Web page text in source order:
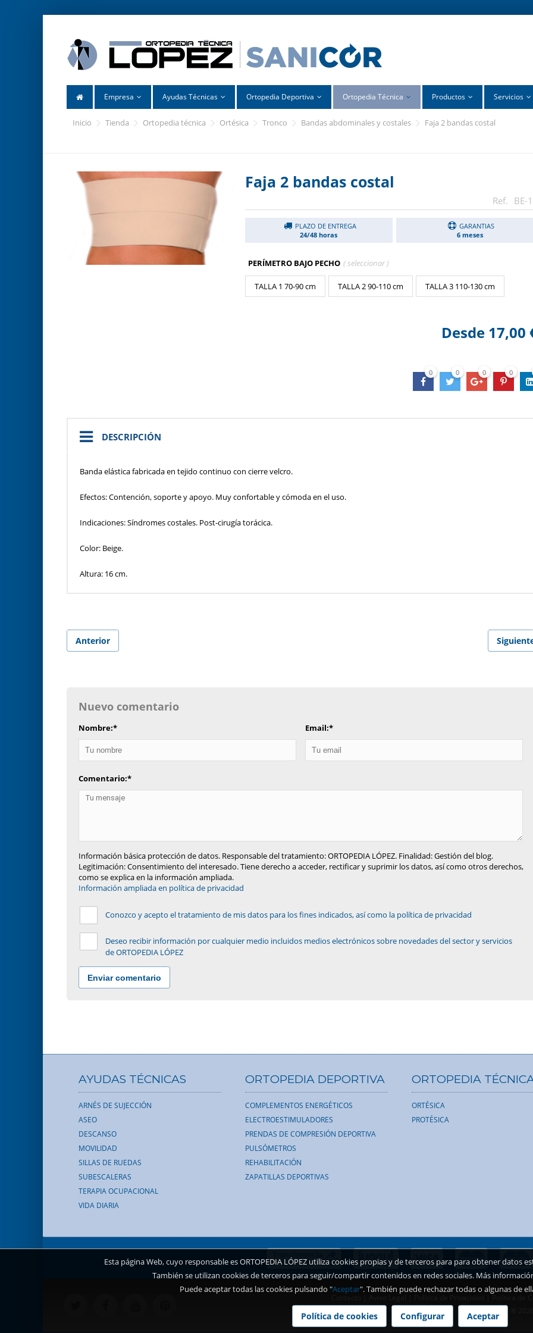
Empresa Ayudas Técnicas Ortopedia Deportiva Ortopedia Técnica Productos Servicios
inicio tienda ortopedia técnica ortésica tronco bandas abdominales y costales faja 2 bandas costal
Esta página Web, cuyo responsable es ORTOPEDIA LÓPEZ utiliza cookies propias y de terceros para para obtener datos
También se utilizan cookies de terceros para seguir/compartir contenidos en redes sociales. Más
Puede aceptar todas las cookies pulsando "Aceptar". También puede rechazar todas o algunas de
Política de cookies Configurar Aceptar
Faja 2 bandas costal
BE-
PLAZO DE ENTREGA
24/48 horas
GARANTIAS
6 meses
PERÍMETRO BAJO PECHO
TALLA 1 70-90 cm TALLA 2 90-110 cm TALLA 3 110-130 cm
Desde17,00
0 0 0 0
DESCRIPCIÓN
Banda elástica fabricada en tejido continuo con cierre velcro.
Efectos: Contención, soporte y apoyo. Muy confortable y cómoda en el uso.
Indicaciones: Síndromes costales. Post-cirugía torácica.
Color: Beige.
Altura: 16 cm.
Anterior
Nuevo comentario
Nombre:* Email:*
Comentario:*
Información básica protección de datos. Responsable del tratamiento: ORTOPEDIA LÓPEZ. Finalidad: Gestión del blog.
Legitimación: Consentimiento del interesado. Tiene derecho a acceder, rectificar y suprimir los datos, así como otros derechos,
como se explica en la información ampliada.
Información ampliada en política de privacidad
Conozco y acepto el tratamiento de mis datos para los fines indicados, así como la política de privacidad
Deseo recibir información por cualquier medio incluidos medios electrónicos sobre novedades del sector y servicios
de ORTOPEDIA LÓPEZ
Enviar comentario
AYUDAS TÉCNICAS
ARNÉS DE SUJECCIÓN
ASEO
DESCANSO
MOVILIDAD
SILLAS DE RUEDAS
SUBESCALERAS
TERAPIA OCUPACIONAL
VIDA DIARIA
ORTOPEDIA DEPORTIVA
COMPLEMENTOS ENERGÉTICOS
ELECTROESTIMULADORES
PRENDAS DE COMPRESIÓN DEPORTIVA
PULSÓMETROS
REHABILITACIÓN
ZAPATILLAS DEPORTIVAS
ORTOPEDIA
ORTÉSICA
PROTÉSICA